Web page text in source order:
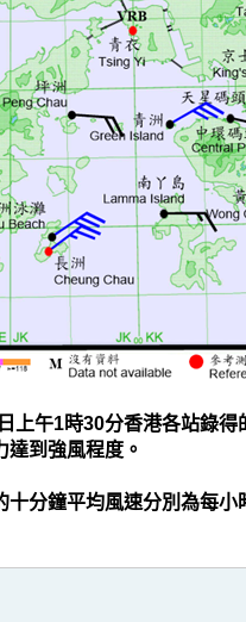
午1時30分香港各站錄得
到強風程度。
分鐘平均風速分別為每小